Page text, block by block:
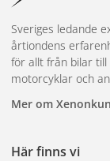
Sveriges ledande
årtiondens
för allt från bilar till
motorcyklar och
Mer om
Här finns vi